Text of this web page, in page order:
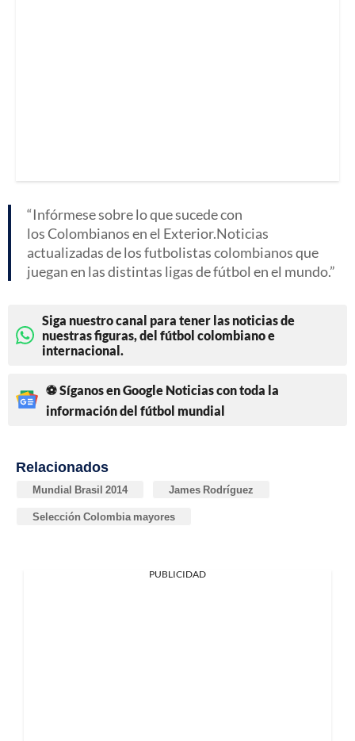
Infórmese sobre lo que sucede con
los Colombianos en el Exterior.Noticias
actualizadas de los futbolistas colombianos que
juegan en las distintas ligas de fútbol en el mundo.
Siga nuestro canal para tener las noticias de
nuestras figuras, del fútbol colombiano e
internacional.
⚽ Síganos en Google Noticias con toda la
información del fútbol mundial
Relacionados
Mundial Brasil 2014 James Rodríguez
Selección Colombia mayores
PUBLICIDAD